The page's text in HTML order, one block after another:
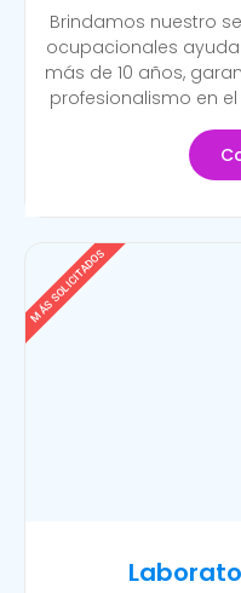
Brindamos nuestro
ocupacionales
más de 10 años,
profesionalismo en
MÁS SOLICITADOS